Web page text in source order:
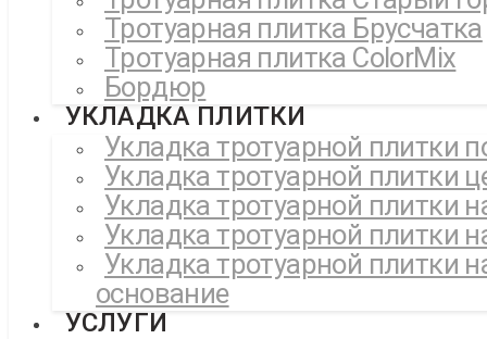
Тротуарная плитка Брусчатка
Тротуарная плитка ColorMix
Бордюр
УКЛАДКА ПЛИТКИ
Укладка тротуарной плитки
Укладка тротуарной плитки
Укладка тротуарной плитки
Укладка тротуарной плитки
Укладка тротуарной плитки
основание
УСЛУГИ